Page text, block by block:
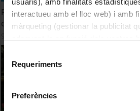
usuaris), amb finalitats
interactueu amb el lloc web) i amb
màrqueting (gestionar la publicitat
consultar laPolítica de galetes del
consentiment
Requeriments
Preferències
Premi Ramon Margalef d'ecologia.
d'octubre